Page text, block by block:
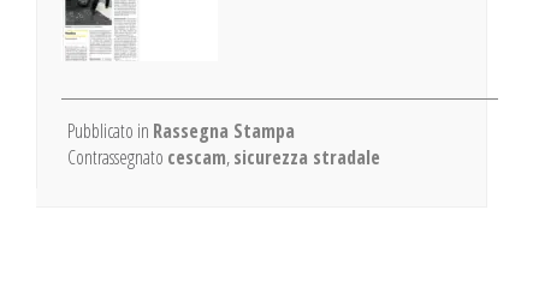
Pubblicato in Rassegna Stampa
Contrassegnato cescam,sicurezza stradale